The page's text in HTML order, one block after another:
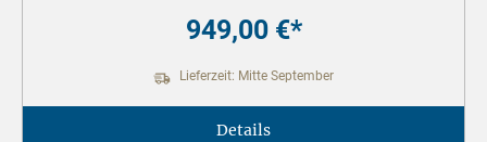
949,00 €*
Lieferzeit: Mitte September
Details